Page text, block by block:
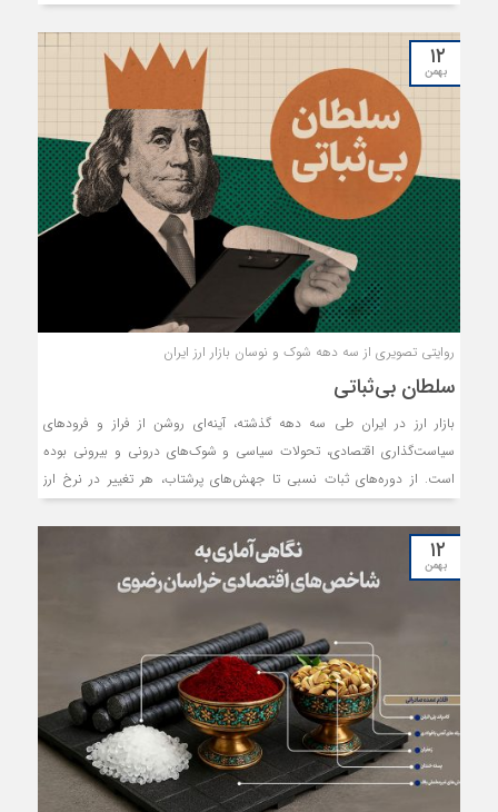
۱۲
بهمن
روایتی تصویری از سه دهه شوک و نوسان بازار ارز ایران
سلطان بی‌ثباتی
بازار ارز در ایران طی سه دهه گذشته، آینه‌ای روشن از فراز و فرودهای
سیاست‌گذاری اقتصادی، تحولات سیاسی و شوک‌های درونی و بیرونی بوده
است. از دوره‌های ثبات نسبی تا جهش‌های پرشتاب، هر تغییر در نرخ ارز
بازتابی از تصمیم‌های کلان، نحوه مواجهه با تحریم‌ها، مدیریت نقدینگی و
میزان اعتماد به آینده اقتصاد بوده است. نکته اینجاست که بسیاری از
تجربه‌های آموخته و شکست خورده، در این سال‌ها تکرار شده و دورهای باطل
در اقتصاد کشور، هرگز متوقف نشده است. این تایم‌لاین، نگاهی فشرده و
مقایسه‌ای به مهم‌ترین مقاطع نوسان ارزی در دولت‌های مختلف دارد؛ روایتی
که نشان می‌دهد چگونه ترکیب سیاست‌های داخلی و فشارهای خارجی، مسیر
ارزش پول ملی را شکل داده و اقتصاد کشور را در بزنگاهی حساس قرار داده
است.
۱۲
بهمن